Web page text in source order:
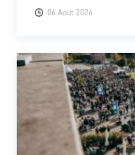
06 Août 2026